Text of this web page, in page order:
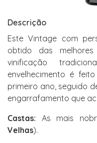
Descrição
Este Vintage com
obtido das
vinificação
envelhecimento é
primeiro ano, seguido
engarrafamento que
Castas: As mais
Velhas).